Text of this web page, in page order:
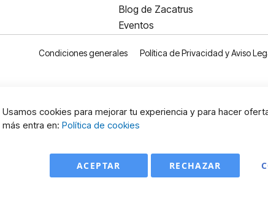
Blog de Zacatrus
Eventos
Condiciones generales Política de Privacidad y Aviso
Usamos cookies para mejorar tu experiencia y para hacer
más entra en: Política de cookies
ACEPTAR RECHAZAR